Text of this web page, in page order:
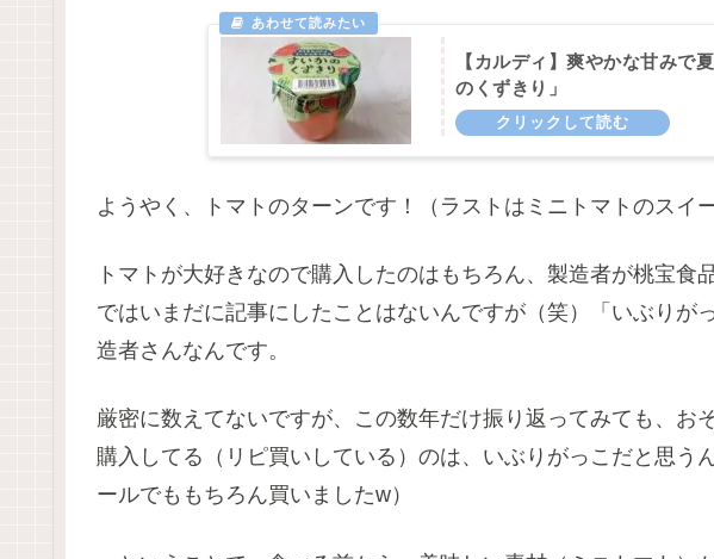
【カルディ】爽やかな甘みで
のくずきり」
ようやく、トマトのターンです！（ラストはミニトマトのスイ
トマトが大好きなので購入したのはもちろん、製造者が桃宝食
ではいまだに記事にしたことはないんですが（笑）「いぶりが
造者さんなんです。
厳密に数えてないですが、この数年だけ振り返ってみても、お
購入してる（リピ買いしている）のは、いぶりがっこだと思う
ールでももちろん買いましたw）